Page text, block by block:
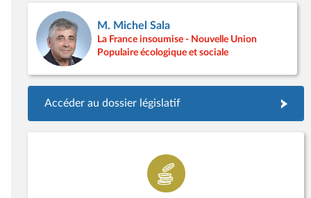
M. Michel Sala
La France insoumise - Nouvelle Union
Populaire écologique et sociale
Accéder au dossier législatif